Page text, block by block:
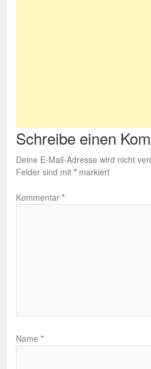
Schreibe einen
Deine E-Mail-Adresse wird nicht
Felder sind mit * markiert
Kommentar *
Name *